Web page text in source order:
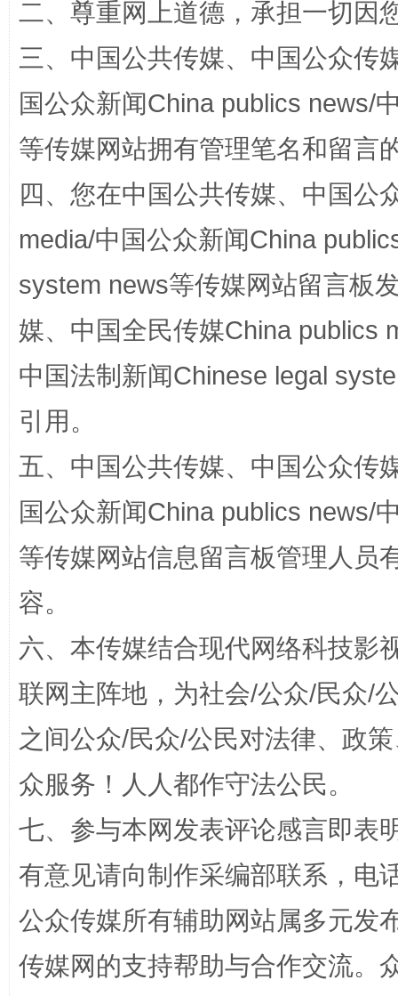
阿坝州三大球赛在茂县开幕 规模
国家大学科技园优化重塑工作
“蜀中异人”王建安的艺术幻境
二、尊重网上道德，承担一切因
三、中国公共传媒、中国公众传
国公众新闻China publics news/
等传媒网站拥有管理笔名和留言
四、您在中国公共传媒、中国公
media/中国公众新闻China
system news等传媒网站留言板
媒、中国全民传媒China publics
中国法制新闻Chinese legal
引用。
五、中国公共传媒、中国公众传
国公众新闻China publics news/
等传媒网站信息留言板管理人员
容。
六、本传媒结合现代网络科技影
联网主阵地，为社会/公众/民众/
之间公众/民众/公民对法律、政
众服务！人人都作守法公民。
七、参与本网发表评论感言即表
有意见请向制作采编部联系，电
公众传媒所有辅助网站属多元发
传媒网的支持帮助与合作交流。